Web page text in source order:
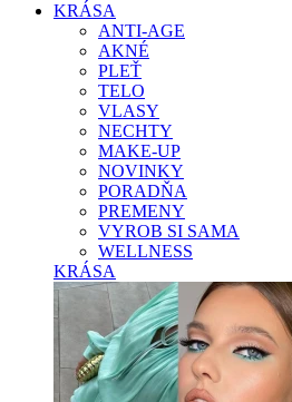
KRÁSA
ANTI-AGE
AKNÉ
PLEŤ
TELO
VLASY
NECHTY
MAKE-UP
NOVINKY
PORADŇA
PREMENY
VYROB SI SAMA
WELLNESS
KRÁSA